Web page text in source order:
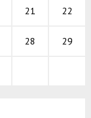
21 22
28 29